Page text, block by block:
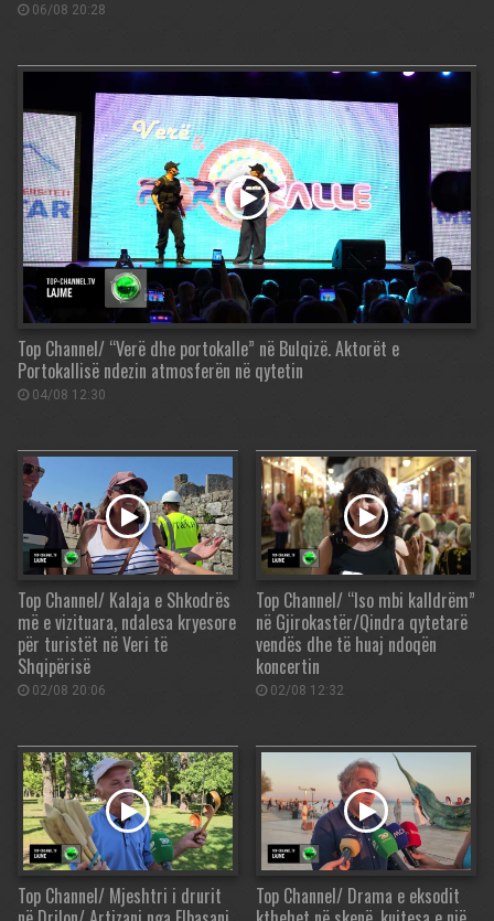
06/08 20:28
Top Channel/ “Verë dhe portokalle” në Bulqizë. Aktorët e
Portokallisë ndezin atmosferën në qytetin
04/08 12:30
Top Channel/ Kalaja e Shkodrës
më e vizituara, ndalesa kryesore
për turistët në Veri të
Shqipërisë
02/08 20:06
Top Channel/ “Iso mbi kalldrëm”
në Gjirokastër/Qindra qytetarë
vendës dhe të huaj ndoqën
koncertin
02/08 12:32
Top Channel/ Mjeshtri i drurit
Top Channel/ Drama e eksodit